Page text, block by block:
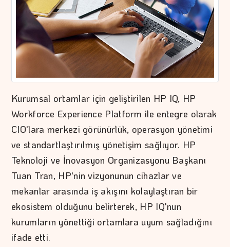
Kurumsal ortamlar için geliştirilen HP IQ, HP
Workforce Experience Platform ile entegre olarak
CIO'lara merkezi görünürlük, operasyon yönetimi
ve standartlaştırılmış yönetişim sağlıyor. HP
Teknoloji ve İnovasyon Organizasyonu Başkanı
Tuan Tran, HP'nin vizyonunun cihazlar ve
mekanlar arasında iş akışını kolaylaştıran bir
ekosistem olduğunu belirterek, HP IQ'nun
kurumların yönettiği ortamlara uyum sağladığını
ifade etti.